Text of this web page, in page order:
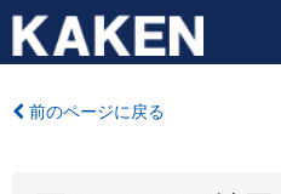
前のページに戻る